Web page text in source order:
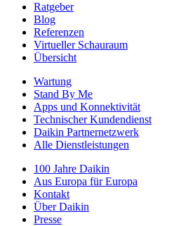
Ratgeber
Blog
Referenzen
Virtueller Schauraum
Übersicht
Wartung
Stand By Me
Apps und Konnektivität
Technischer Kundendienst
Daikin Partnernetzwerk
Alle Dienstleistungen
100 Jahre Daikin
Aus Europa für Europa
Kontakt
Über Daikin
Presse